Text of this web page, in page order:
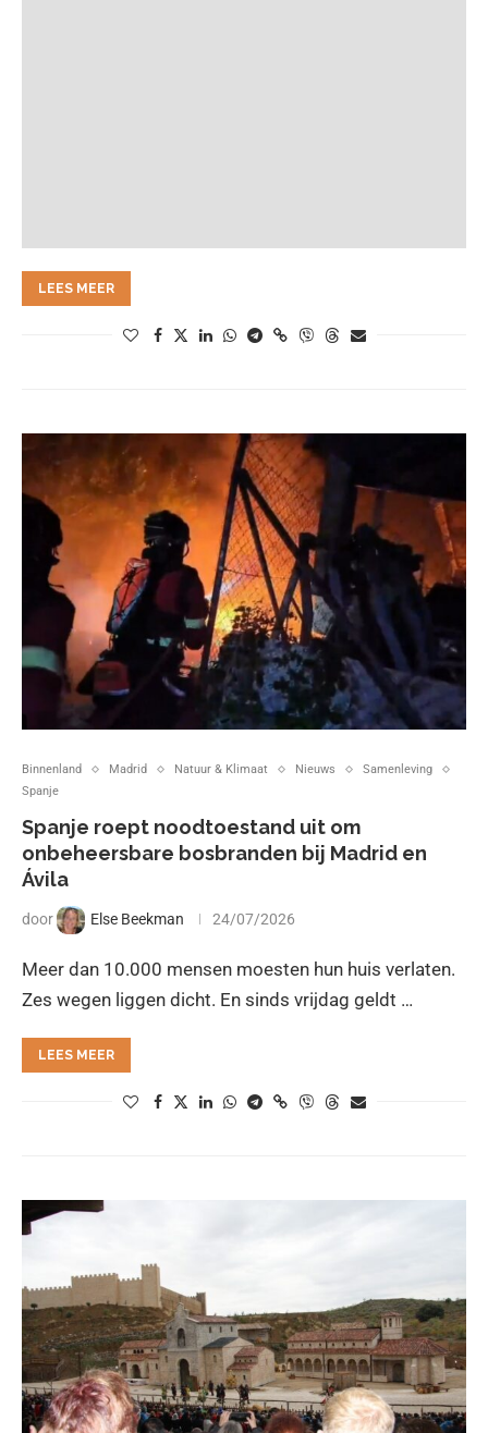
LEES MEER
Binnenland Madrid Natuur & Klimaat Nieuws
Samenleving
Spanje
Spanje roept noodtoestand uit om
onbeheersbare bosbranden bij Madrid en
Ávila
door Else Beekman 24/07/2026
Meer dan 10.000 mensen moesten hun huis verlaten.
Zes wegen liggen dicht. En sinds vrijdag geldt …
LEES MEER